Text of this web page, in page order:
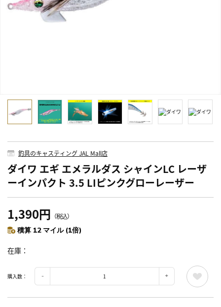
釣具のキャスティング JAL Mall店
ダイワ エギ エメラルダス シャインLC レーザ
ーインパクト 3.5 LIピンクグローレーザー
1,390円 （税込）
積算 12 マイル (1倍)
在庫
購入数：